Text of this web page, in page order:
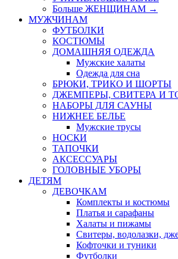
Больше ЖЕНЩИНАМ →
МУЖЧИНАМ
ФУТБОЛКИ
КОСТЮМЫ
ДОМАШНЯЯ ОДЕЖДА
Мужские халаты
Одежда для сна
БРЮКИ, ТРИКО И ШОРТЫ
ДЖЕМПЕРЫ, СВИТЕРА И
НАБОРЫ ДЛЯ САУНЫ
НИЖНЕЕ БЕЛЬЕ
Мужские трусы
НОСКИ
ТАПОЧКИ
АКСЕССУАРЫ
ГОЛОВНЫЕ УБОРЫ
ДЕТЯМ
ДЕВОЧКАМ
Комплекты и костюмы
Платья и сарафаны
Халаты и пижамы
Свитеры, водолазки,
Кофточки и туники
Футболки